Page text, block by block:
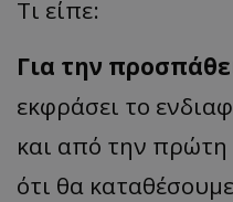
Τι είπε:
Για την
εκφράσει το
και από την πρώτη
ότι θα